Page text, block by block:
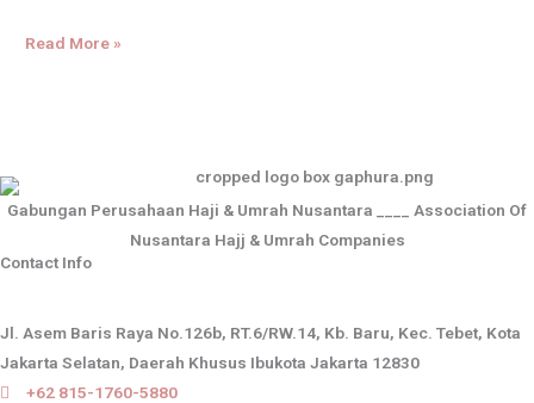
Read More »
Gabungan Perusahaan Haji & Umrah Nusantara ____ Association Of
Nusantara Hajj & Umrah Companies
Contact Info
Jl. Asem Baris Raya No.126b, RT.6/RW.14, Kb. Baru, Kec. Tebet, Kota
Jakarta Selatan, Daerah Khusus Ibukota Jakarta 12830
+62 815-1760-5880